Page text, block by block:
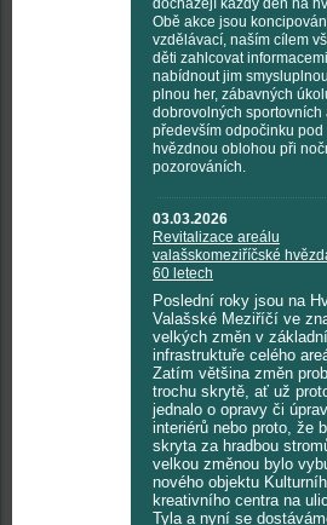
docházejí každý den na
Obě akce jsou
vzdělávací, naším cílem
děti zahlcovat
nabídnout jim
plnou her, zábavných
dobrovolných sportovních
především odpočinku pod
hvězdnou oblohou při
pozorováních.
03.03.2026
Revitalizace areálu
valašskomeziříčské
60 letech
Poslední roky jsou na
Valašské Meziříčí ve
velkých změn v základní
infrastruktuře celého
Zatím většina změn
trochu skrytě, ať už
jednalo o opravy či
interiérů nebo proto, že
skryta za hradbou
velkou změnou bylo
nového objektu
kreativního centra na
Tyla a nyní se